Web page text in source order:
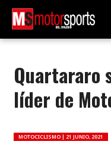
Quartararo
líder de
MOTOCICLISMO | 21 JUNIO, 2021